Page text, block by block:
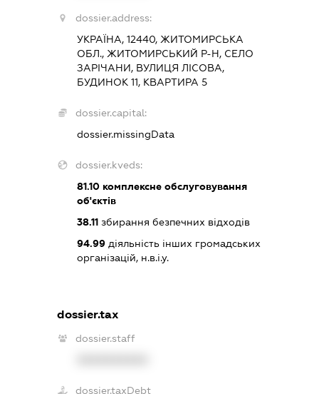
dossier.address:
УКРАЇНА, 12440, ЖИТОМИРСЬКА
ОБЛ., ЖИТОМИРСЬКИЙ Р-Н, СЕЛО
ЗАРІЧАНИ, ВУЛИЦЯ ЛІСОВА,
БУДИНОК 11, КВАРТИРА 5
dossier.capital:
dossier.missingData
dossier.kveds:
81.10комплексне обслуговування
об'єктів
38.11збирання безпечних відходів
94.99діяльність інших громадських
організацій, н.в.і.у.
dossier.tax
dossier.staff
dossier.taxDebt